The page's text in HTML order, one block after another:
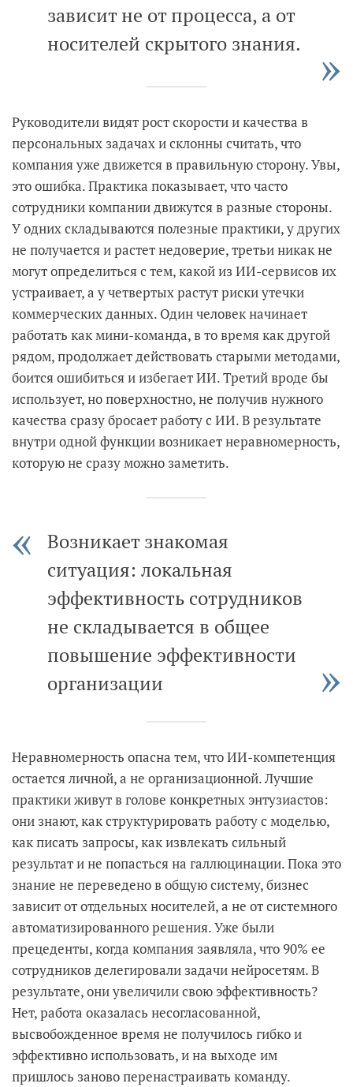
зависит не от процесса, а от
носителей скрытого знания.
Руководители видят рост скорости и качества в
персональных задачах и склонны считать, что
компания уже движется в правильную сторону. Увы,
это ошибка. Практика показывает, что часто
сотрудники компании движутся в разные стороны.
У одних складываются полезные практики, у других
не получается и растет недоверие, третьи никак не
могут определиться с тем, какой из ИИ-сервисов их
устраивает, а у четвертых растут риски утечки
коммерческих данных. Один человек начинает
работать как мини-команда, в то время как другой
рядом, продолжает действовать старыми методами,
боится ошибиться и избегает ИИ. Третий вроде бы
использует, но поверхностно, не получив нужного
качества сразу бросает работу с ИИ. В результате
внутри одной функции возникает неравномерность,
которую не сразу можно заметить.
Возникает знакомая
ситуация: локальная
эффективность сотрудников
не складывается в общее
повышение эффективности
организации
Неравномерность опасна тем, что ИИ-компетенция
остается личной, а не организационной. Лучшие
практики живут в голове конкретных энтузиастов:
они знают, как структурировать работу с моделью,
как писать запросы, как извлекать сильный
результат и не попасться на галлюцинации. Пока это
знание не переведено в общую систему, бизнес
зависит от отдельных носителей, а не от системного
автоматизированного решения. Уже были
прецеденты, когда компания заявляла, что 90% ее
сотрудников делегировали задачи нейросетям. В
результате, они увеличили свою эффективность?
Нет, работа оказалась несогласованной,
высвобожденное время не получилось гибко и
эффективно использовать, и на выходе им
пришлось заново перенастраивать команду.